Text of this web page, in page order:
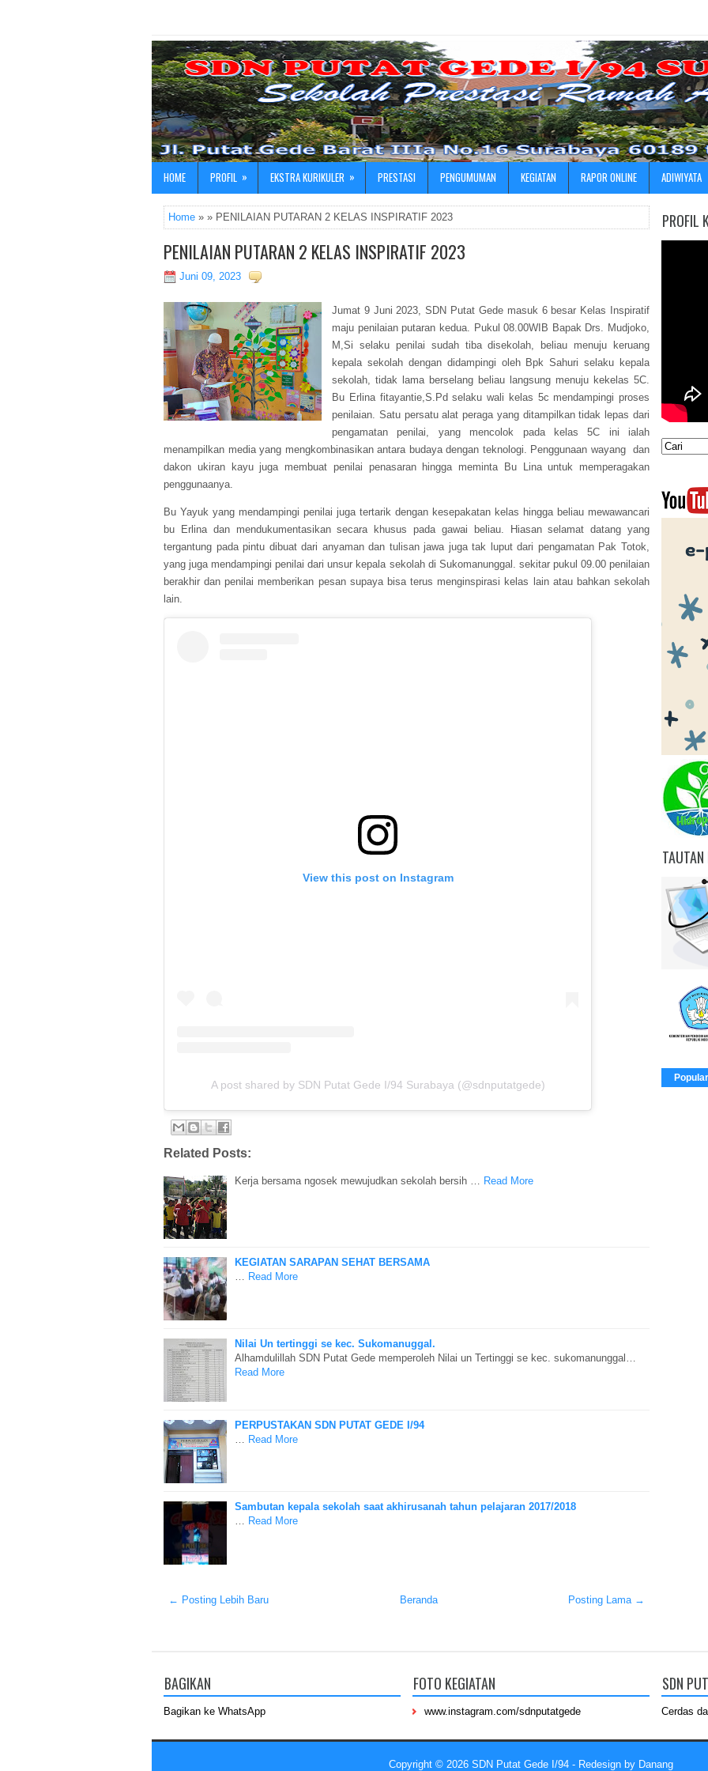
HOME PROFIL » EKSTRA KURIKULER » PRESTASI PENGUMUMAN KEGIATAN RAPOR ONLINE ADIWIYATA
Home » » PENILAIAN PUTARAN 2 KELAS INSPIRATIF 2023
PENILAIAN PUTARAN 2 KELAS INSPIRATIF 2023
Juni 09, 2023
Jumat 9 Juni 2023, SDN Putat Gede masuk 6 besar Kelas Inspiratif
maju penilaian putaran kedua. Pukul 08.00WIB Bapak Drs. Mudjoko,
M,Si selaku penilai sudah tiba disekolah, beliau menuju keruang
kepala sekolah dengan didampingi oleh Bpk Sahuri selaku kepala
sekolah, tidak lama berselang beliau langsung menuju kekelas 5C.
Bu Erlina fitayantie,S.Pd selaku wali kelas 5c mendampingi proses
penilaian. Satu persatu alat peraga yang ditampilkan tidak lepas dari
pengamatan penilai, yang mencolok pada kelas 5C ini ialah
menampilkan media yang mengkombinasikan antara budaya dengan teknologi. Penggunaan wayang dan
dakon ukiran kayu juga membuat penilai penasaran hingga meminta Bu Lina untuk memperagakan
penggunaanya.
Bu Yayuk yang mendampingi penilai juga tertarik dengan kesepakatan kelas hingga beliau mewawancari
bu Erlina dan mendukumentasikan secara khusus pada gawai beliau. Hiasan selamat datang yang
tergantung pada pintu dibuat dari anyaman dan tulisan jawa juga tak luput dari pengamatan Pak Totok,
yang juga mendampingi penilai dari unsur kepala sekolah di Sukomanunggal. sekitar pukul 09.00 penilaian
berakhir dan penilai memberikan pesan supaya bisa terus menginspirasi kelas lain atau bahkan sekolah
lain.
View this post on Instagram
A post shared by SDN Putat Gede I/94 Surabaya (@sdnputatgede)
Related Posts:
Kerja bersama ngosek mewujudkan sekolah bersih … Read More
KEGIATAN SARAPAN SEHAT BERSAMA
… Read More
Nilai Un tertinggi se kec. Sukomanuggal.
Alhamdulillah SDN Putat Gede memperoleh Nilai un Tertinggi se kec. sukomanunggal…
Read More
PERPUSTAKAN SDN PUTAT GEDE I/94
… Read More
Sambutan kepala sekolah saat akhirusanah tahun pelajaran 2017/2018
… Read More
← Posting Lebih Baru Posting Lama →
Beranda
PROFIL
TAUTAN
Popular
BAGIKAN
Bagikan ke WhatsApp
FOTO KEGIATAN
www.instagram.com/sdnputatgede
SDN
Cerdas
Copyright © 2026 SDN Putat Gede I/94 - Redesign by Danang